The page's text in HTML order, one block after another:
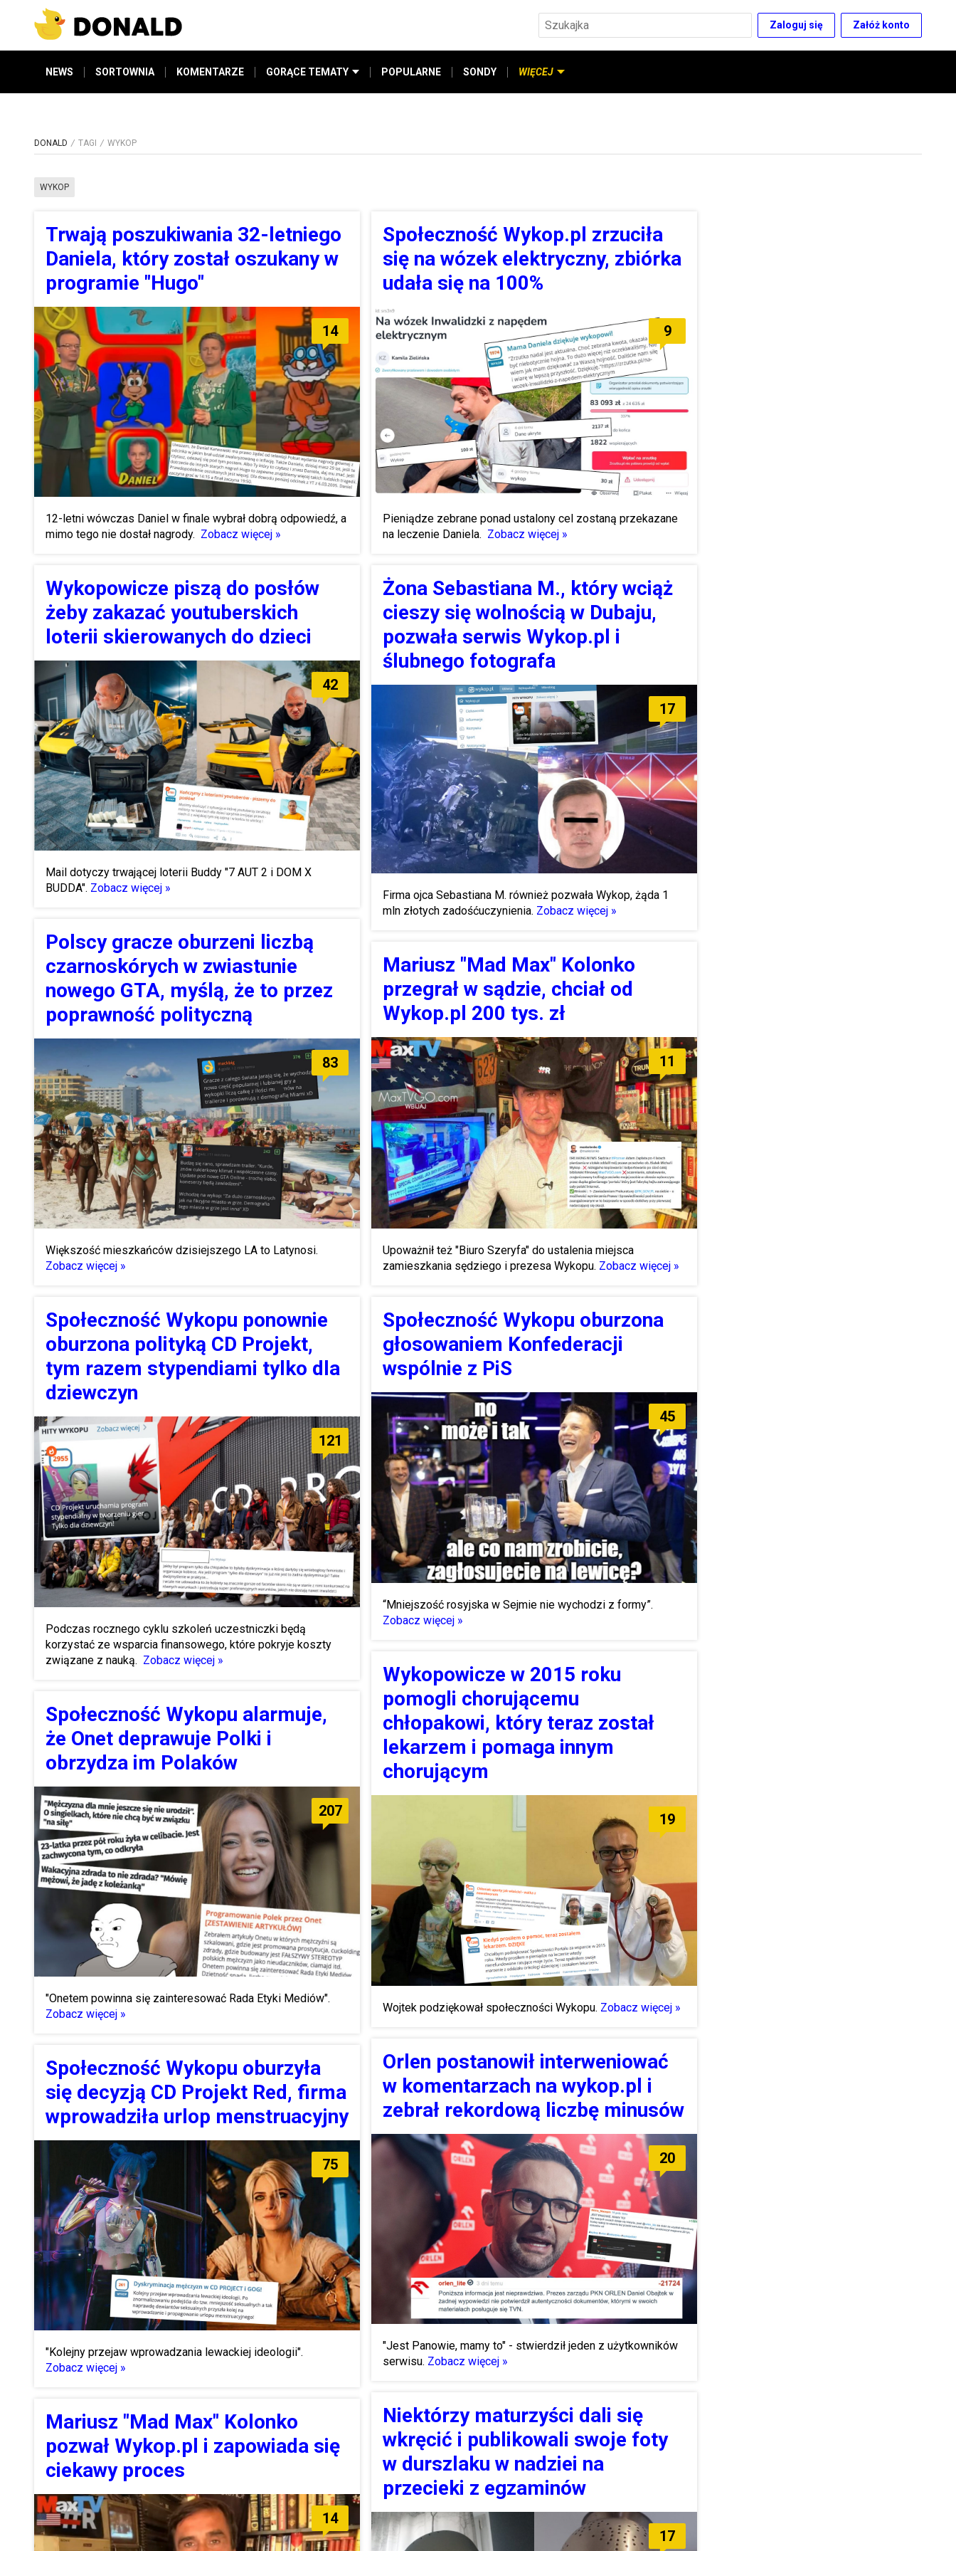
Zaloguj się Załóż konto
NEWS SORTOWNIA KOMENTARZE GORĄCE TEMATY POPULARNE SONDY WIĘCEJ
DONALD TAGI WYKOP
WYKOP
Trwają poszukiwania 32-letniego
Daniela, który został oszukany w
programie "Hugo"
14
12-letni wówczas Daniel w finale wybrał dobrą odpowiedź, a
mimo tego nie dostał nagrody. Zobacz więcej »
Wykopowicze piszą do posłów
żeby zakazać youtuberskich
loterii skierowanych do dzieci
42
Mail dotyczy trwającej loterii Buddy "7 AUT 2 i DOM X
BUDDA". Zobacz więcej »
Polscy gracze oburzeni liczbą
czarnoskórych w zwiastunie
nowego GTA, myślą, że to przez
poprawność polityczną
83
Większość mieszkańców dzisiejszego LA to Latynosi.
Zobacz więcej »
Społeczność Wykopu ponownie
oburzona polityką CD Projekt,
tym razem stypendiami tylko dla
dziewczyn
121
Podczas rocznego cyklu szkoleń uczestniczki będą
korzystać ze wsparcia finansowego, które pokryje koszty
związane z nauką. Zobacz więcej »
Społeczność Wykopu alarmuje,
że Onet deprawuje Polki i
obrzydza im Polaków
207
"Onetem powinna się zainteresować Rada Etyki Mediów".
Zobacz więcej »
Społeczność Wykopu oburzyła
się decyzją CD Projekt Red, firma
wprowadziła urlop menstruacyjny
75
"Kolejny przejaw wprowadzania lewackiej ideologii".
Zobacz więcej »
Mariusz "Mad Max" Kolonko
pozwał Wykop.pl i zapowiada się
ciekawy proces
14
Społeczność Wykop.pl zrzuciła
się na wózek elektryczny, zbiórka
udała się na 100%
9
Pieniądze zebrane ponad ustalony cel zostaną przekazane
na leczenie Daniela. Zobacz więcej »
Żona Sebastiana M., który wciąż
cieszy się wolnością w Dubaju,
pozwała serwis Wykop.pl i
ślubnego fotografa
17
Firma ojca Sebastiana M. również pozwała Wykop, żąda 1
mln złotych zadośćuczynienia. Zobacz więcej »
Mariusz "Mad Max" Kolonko
przegrał w sądzie, chciał od
Wykop.pl 200 tys. zł
11
Upoważnił też "Biuro Szeryfa" do ustalenia miejsca
zamieszkania sędziego i prezesa Wykopu. Zobacz więcej »
Społeczność Wykopu oburzona
głosowaniem Konfederacji
wspólnie z PiS
45
“Mniejszość rosyjska w Sejmie nie wychodzi z formy”.
Zobacz więcej »
Wykopowicze w 2015 roku
pomogli chorującemu
chłopakowi, który teraz został
lekarzem i pomaga innym
chorującym
19
Wojtek podziękował społeczności Wykopu. Zobacz więcej »
Orlen postanowił interweniować
w komentarzach na wykop.pl i
zebrał rekordową liczbę minusów
20
"Jest Panowie, mamy to" - stwierdził jeden z użytkowników
serwisu. Zobacz więcej »
Niektórzy maturzyści dali się
wkręcić i publikowali swoje foty
w durszlaku w nadziei na
przecieki z egzaminów
17